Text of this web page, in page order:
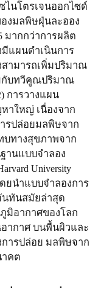
ไนโตรเจนออกไซด์
งมลพิษฝุ่นละออง
มากกว่าการผลิต
แผนดำเนินการ
ามารถเพิ่มปริมาณ
กับทวีคูณปริมาณ
การวางแผน
าใหญ่ เนื่องจาก
รปล่อยมลพิษจาก
บทางสุขภาพจาก
านแบบจำลอง
University
โดยนำแบบจำลองการ
นทันสมัยล่าสุด
ภูมิอากาศของโลก
ากาศ บนพื้นผิวและ
ารปล่อย มลพิษจาก
คต